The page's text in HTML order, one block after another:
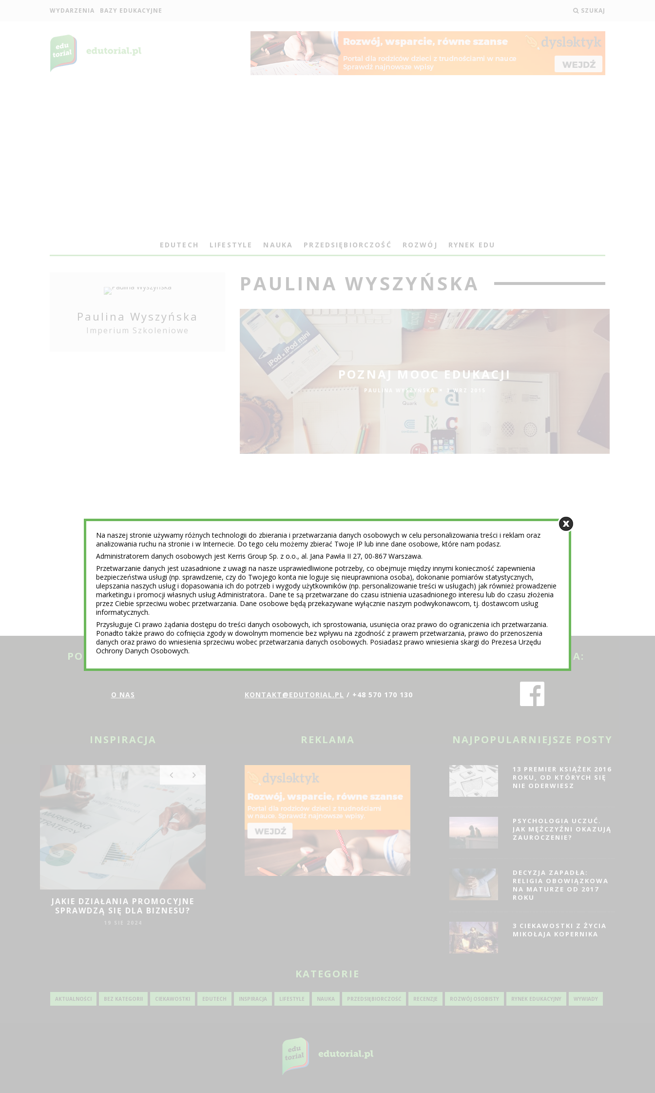
WYDARZENIA BAZY EDUKACYJNE SZUKAJ
EDUTECH LIFESTYLE NAUKA PRZEDSIĘBIORCZOŚĆ ROZWÓJ RYNEK EDU
PAULINA WYSZYŃSKA
POZNAJ MOOC EDUKACJI
PAULINA WYSZYŃSKA 3 WRZ 2015
Paulina Wyszyńska
Imperium Szkoleniowe
POZNAJ NAS BLIŻEJ
O NAS KONTAKT@EDUTORIAL.PL / +48 570 170 130
ODWIEDŹ NAS NA:
INSPIRACJA
JAKIE DZIAŁANIA PROMOCYJNE
SPRAWDZĄ SIĘ DLA BIZNESU?
19 SIE 2024
MENU DLA DZIECI – PORADNIK DLA
RESTAURACJI
URZĄDZAMY POKÓJ
REKLAMA NAJPOPULARNIEJSZE POSTY
13 PREMIER KSIĄŻEK 2016
ROKU, OD KTÓRYCH SIĘ
NIE ODERWIESZ
PSYCHOLOGIA UCZUĆ.
JAK MĘŻCZYŹNI OKAZUJĄ
ZAUROCZENIE?
DECYZJA ZAPADŁA:
RELIGIA OBOWIĄZKOWA
NA MATURZE OD 2017
ROKU
3 CIEKAWOSTKI Z ŻYCIA
MIKOŁAJA KOPERNIKA
KATEGORIE
AKTUALNOŚCI BEZ KATEGORII CIEKAWOSTKI EDUTECH INSPIRACJA LIFESTYLE NAUKA PRZEDSIĘBIORCZOŚĆ RECENZJE ROZWÓJ OSOBISTY RYNEK EDUKACYJNY WYWIADY
Na naszej stronie używamy różnych technologii do zbierania i przetwarzania danych osobowych w celu personalizowania treści i reklam oraz
analizowania ruchu na stronie i w Internecie. Do tego celu możemy zbierać Twoje IP lub inne dane osobowe, które nam podasz.
Administratorem danych osobowych jest Kerris Group Sp. z o.o., al. Jana Pawła II 27, 00-867 Warszawa.
Przetwarzanie danych jest uzasadnione z uwagi na nasze usprawiedliwione potrzeby, co obejmuje między innymi konieczność zapewnienia
bezpieczeństwa usługi (np. sprawdzenie, czy do Twojego konta nie loguje się nieuprawniona osoba), dokonanie pomiarów statystycznych,
ulepszania naszych usług i dopasowania ich do potrzeb i wygody użytkowników (np. personalizowanie treści w usługach) jak również prowadzenie
marketingu i promocji własnych usług Administratora.. Dane te są przetwarzane do czasu istnienia uzasadnionego interesu lub do czasu złożenia
przez Ciebie sprzeciwu wobec przetwarzania. Dane osobowe będą przekazywane wyłącznie naszym podwykonawcom, tj. dostawcom usług
informatycznych.
Przysługuje Ci prawo żądania dostępu do treści danych osobowych, ich sprostowania, usunięcia oraz prawo do ograniczenia ich przetwarzania.
Ponadto także prawo do cofnięcia zgody w dowolnym momencie bez wpływu na zgodność z prawem przetwarzania, prawo do przenoszenia
danych oraz prawo do wniesienia sprzeciwu wobec przetwarzania danych osobowych. Posiadasz prawo wniesienia skargi do Prezesa Urzędu
Ochrony Danych Osobowych.